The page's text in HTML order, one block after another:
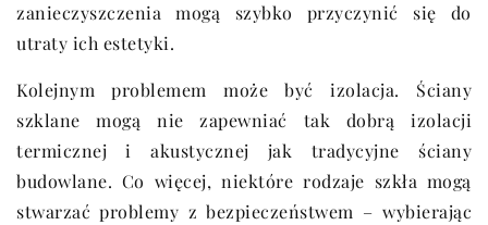
zanieczyszczenia mogą szybko przyczynić się do
utraty ich estetyki.
Kolejnym problemem może być izolacja. Ściany
szklane mogą nie zapewniać tak dobrą izolacji
termicznej i akustycznej jak tradycyjne ściany
budowlane. Co więcej, niektóre rodzaje szkła mogą
stwarzać problemy z bezpieczeństwem – wybierając